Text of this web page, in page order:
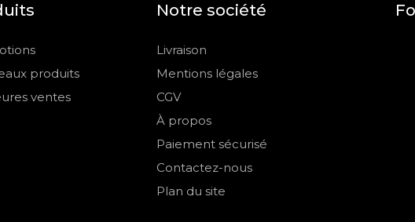
produits
ventes
Notre société
Livraison
Mentions légales
CGV
À propos
Paiement sécurisé
Contactez-nous
Plan du site